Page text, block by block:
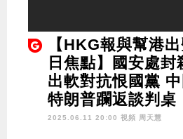
【HKG報與幫港
日焦點】國安處
出軟對抗恨國黨
特朗普躝返談判桌
2025.06.11 20:00 視頻 周天慧